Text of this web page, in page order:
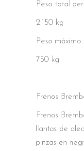
Peso total
2.150 kg
Peso
750 kg
Frenos
Frenos
llantas de
pinzas en